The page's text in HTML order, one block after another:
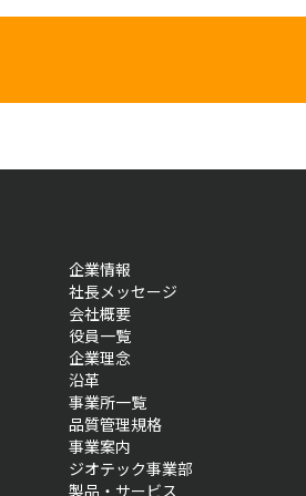
企業情報
社長メッセージ
会社概要
役員一覧
企業理念
沿革
事業所一覧
品質管理規格
事業案内
ジオテック事業部
製品・サービス